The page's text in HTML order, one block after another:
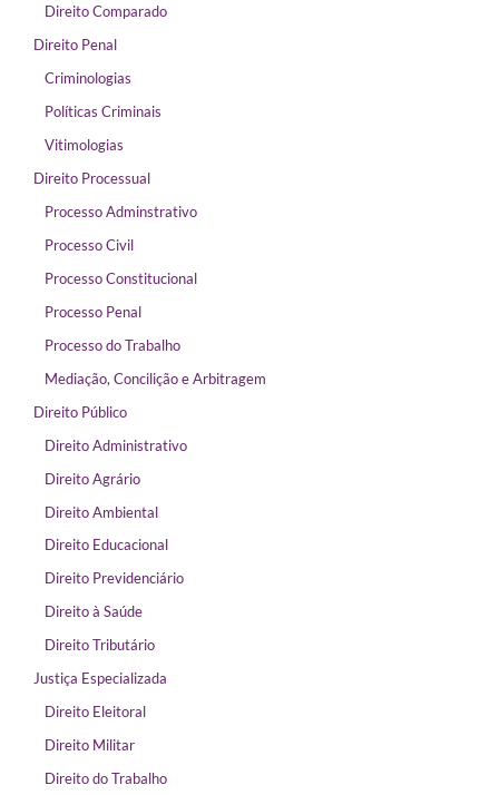
Direito Comparado
Direito Penal
Criminologias
Políticas Criminais
Vitimologias
Direito Processual
Processo Adminstrativo
Processo Civil
Processo Constitucional
Processo Penal
Processo do Trabalho
Mediação, Concilição e Arbitragem
Direito Público
Direito Administrativo
Direito Agrário
Direito Ambiental
Direito Educacional
Direito Previdenciário
Direito à Saúde
Direito Tributário
Justiça Especializada
Direito Eleitoral
Direito Militar
Direito do Trabalho